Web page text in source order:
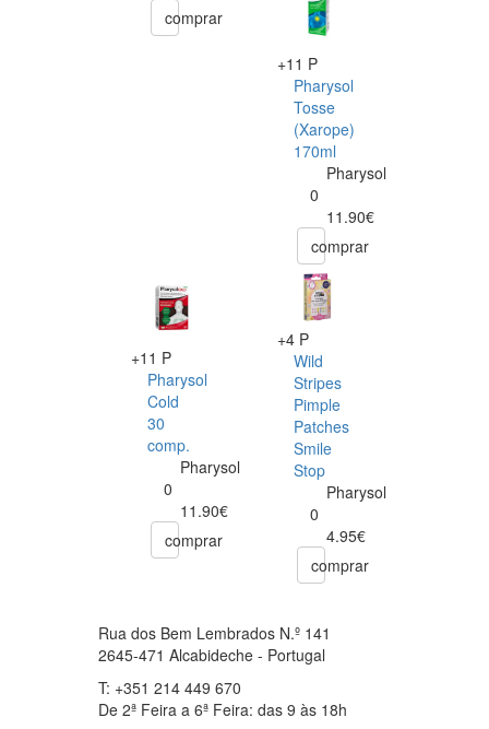
comprar
+11 P
Pharysol
Tosse
(Xarope)
170ml
Pharysol
0
11.90€
comprar
+11 P
Pharysol
Cold
30
comp.
Pharysol
0
11.90€
comprar
+4 P
Wild
Stripes
Pimple
Patches
Smile
Stop
Pharysol
0
4.95€
comprar
Rua dos Bem Lembrados N.º 141
2645-471 Alcabideche - Portugal
T: +351 214 449 670
De 2ª Feira a 6ª Feira: das 9 às 18h